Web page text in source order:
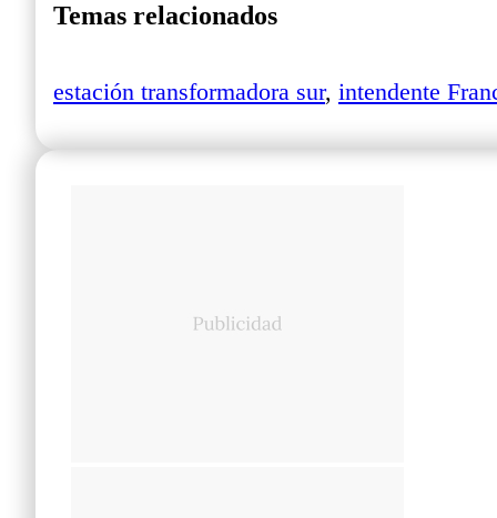
Temas relacionados
estación transformadora sur, intendente